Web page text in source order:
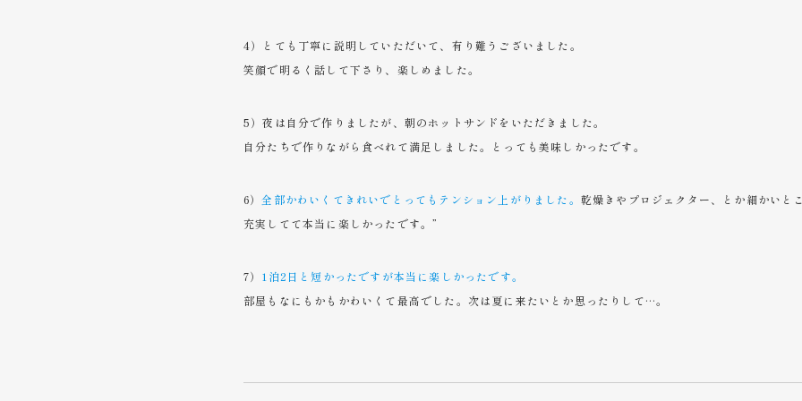
4）とても丁寧に説明していただいて、有り難うございました。
笑顔で明るく話して下さり、楽しめました。
5）夜は自分で作りましたが、朝のホットサンドをいただきました。
自分たちで作りながら食べれて満足しました。とっても美味しかったです。
6）全部かわいくてきれいでとってもテンション上がりました。 乾燥きやプロジェクター、とか細かいと
充実してて本当に楽しかったです。”
7） 1泊2日と短かったですが本当に楽しかったです。
部屋もなにもかもかわいくて最高でした。次は夏に来たいとか思ったりして…。